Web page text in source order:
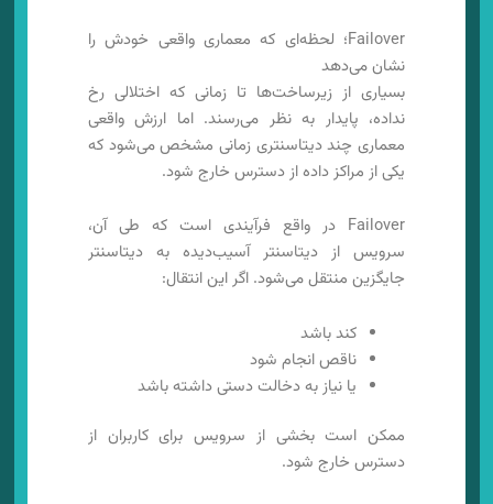
Failover؛ لحظه‌ای که معماری واقعی خودش را
نشان می‌دهد
بسیاری از زیرساخت‌ها تا زمانی که اختلالی رخ
نداده، پایدار به نظر می‌رسند. اما ارزش واقعی
معماری چند دیتاسنتری زمانی مشخص می‌شود که
یکی از مراکز داده از دسترس خارج شود.
Failover در واقع فرآیندی است که طی آن،
سرویس از دیتاسنتر آسیب‌دیده به دیتاسنتر
جایگزین منتقل می‌شود. اگر این انتقال:
کند باشد
ناقص انجام شود
یا نیاز به دخالت دستی داشته باشد
ممکن است بخشی از سرویس برای کاربران از
دسترس خارج شود.